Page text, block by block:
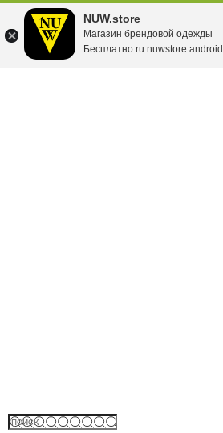
NUW.store
Магазин брендовой одежды
Бесплатно ru.nuwstore.android